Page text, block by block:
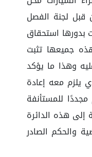
قبل لجنة الفصل
بدورها استحقاق
جميعها تثبت
وهذا ما يؤكد
يلزم معه إعادة
للمستأنفة
إلى هذه الدائرة
والحكم الصادر